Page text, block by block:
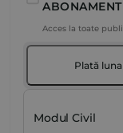
Acces la toate
Plată
Modul Civil